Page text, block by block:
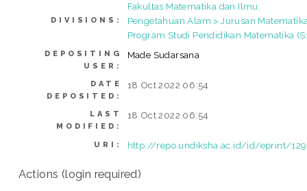
DIVISIONS:
Fakultas Matematika dan Ilmu
Pengetahuan Alam > Jurusan
Program Studi Pendidikan Matematika
DEPOSITING
USER:
Made Sudarsana
DATE
DEPOSITED:
18 Oct 2022 06:54
LAST
MODIFIED:
18 Oct 2022 06:54
URI: http://repo.undiksha.ac.id/id/eprint/
Actions (login required)